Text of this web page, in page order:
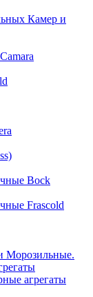
Камер и
Bock
Frascold
Морозильные.
агрегаты